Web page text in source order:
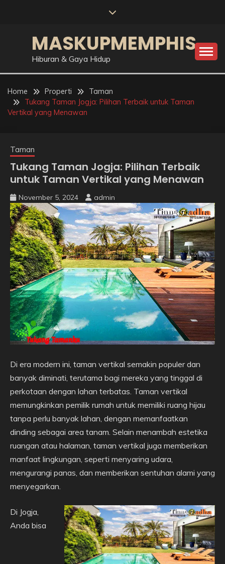
MASKUPMEMPHIS
Hiburan & Gaya Hidup
Home Properti
Taman
Tukang Taman Jogja: Pilihan Terbaik untuk Taman
Vertikal yang Menawan
Taman
Tukang Taman Jogja: Pilihan Terbaik
untuk Taman Vertikal yang Menawan
November 5, 2024 admin
Di era modern ini, taman vertikal semakin populer dan
banyak diminati, terutama bagi mereka yang tinggal di
perkotaan dengan lahan terbatas. Taman vertikal
memungkinkan pemilik rumah untuk memiliki ruang hijau
tanpa perlu banyak lahan, dengan memanfaatkan
dinding sebagai area tanam. Selain menambah estetika
ruangan atau halaman, taman vertikal juga memberikan
manfaat lingkungan, seperti menyaring udara,
mengurangi panas, dan memberikan sentuhan alami yang
menyegarkan.
Di Jogja,
Anda bisa